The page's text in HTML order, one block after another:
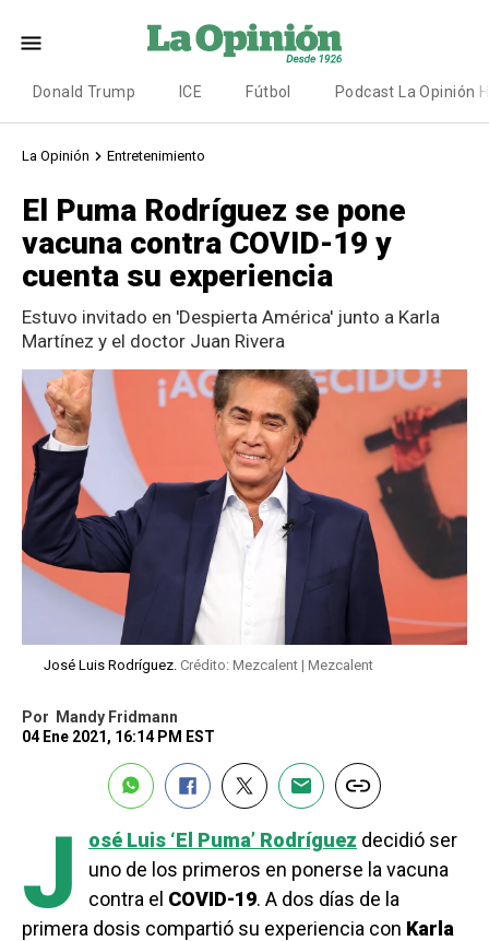
Donald Trump ICE Fútbol Podcast La Opinión
La Opinión Entretenimiento
El Puma Rodríguez se pone
vacuna contra COVID-19 y
cuenta su experiencia
Estuvo invitado en 'Despierta América' junto a Karla
Martínez y el doctor Juan Rivera
José Luis Rodríguez. Crédito: Mezcalent | Mezcalent
Por Mandy Fridmann
04 Ene 2021, 16:14 PM EST
J osé Luis ‘El Puma’ Rodríguez decidió ser
uno de los primeros en ponerse la vacuna
contra el COVID-19. A dos días de la
primera dosis compartió su experiencia con Karla